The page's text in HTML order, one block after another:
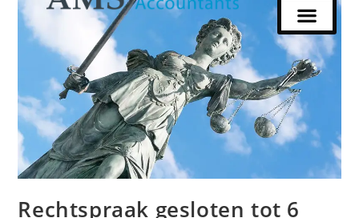
Rechtspraak gesloten tot 6